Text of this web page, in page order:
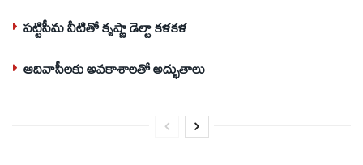
పట్టిసీమ నీటితో కృష్ణా డెల్టా కళకళ
ఆదివాసీలకు అవకాశాలతో అద్భుతాలు